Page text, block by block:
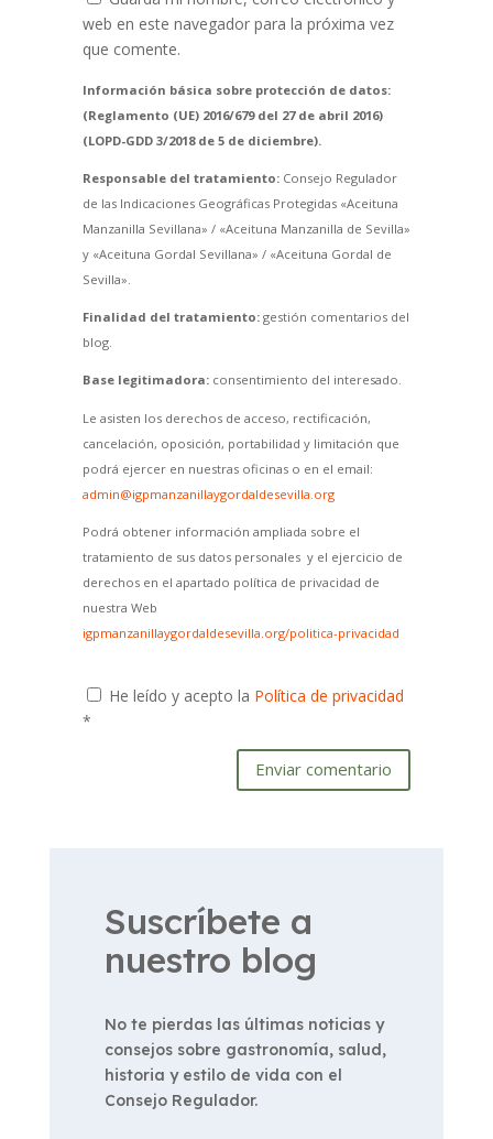
web en este navegador para la próxima vez
que comente.
Información básica sobre protección de datos:
(Reglamento (UE) 2016/679 del 27 de abril 2016)
(LOPD-GDD 3/2018 de 5 de diciembre).
Responsable del tratamiento:Consejo Regulador
de las Indicaciones Geográficas Protegidas «Aceituna
Manzanilla Sevillana» / «Aceituna Manzanilla de Sevilla»
y «Aceituna Gordal Sevillana» / «Aceituna Gordal de
Sevilla».
Finalidad del tratamiento:gestión comentarios del
blog.
Base legitimadora:consentimiento del interesado.
Le asisten los derechos de acceso, rectificación,
cancelación, oposición, portabilidad y limitación que
podrá ejercer en nuestras oficinas o en el email:
admin@igpmanzanillaygordaldesevilla.org
Podrá obtener información ampliada sobre el
tratamiento de sus datos personales y el ejercicio de
derechos en el apartado política de privacidad de
nuestra Web
igpmanzanillaygordaldesevilla.org/politica-privacidad
He leído y acepto la Política de privacidad
*
Enviar comentario
Suscríbete a
nuestro blog
No te pierdas las últimas noticias y
consejos sobre gastronomía, salud,
historia y estilo de vida con el
Consejo Regulador.